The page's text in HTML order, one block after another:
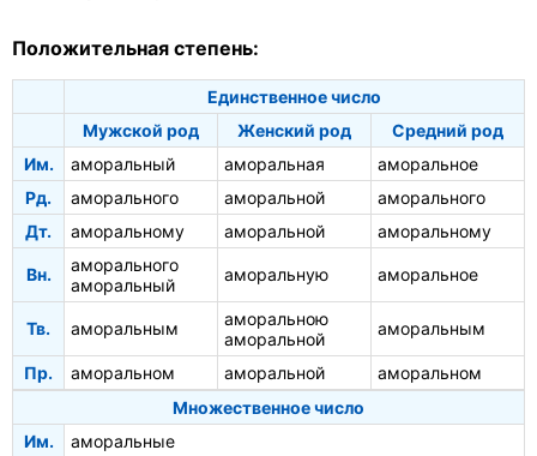
Положительная степень:
Единственное число
Мужской род
Женский род
Средний род
Им.
аморальный аморальная
аморальное
Рд.
аморального аморальной
аморального
Дт.
аморальному аморальной аморальному
Вн.
аморального
аморальный
аморальную аморальное
Тв. аморальным
аморальною
аморальной
аморальным
Пр. аморальном аморальной
аморальном
Множественное число
Им.
аморальные